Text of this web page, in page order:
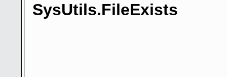
SysUtils.FileExists